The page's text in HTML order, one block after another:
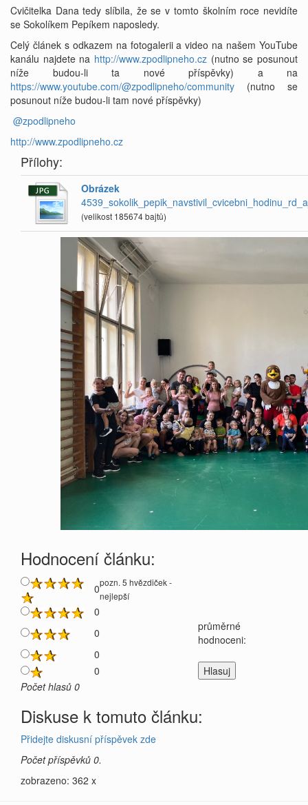
Cvičitelka Dana tedy slíbila, že se v tomto školním roce nevidíte
se Sokolíkem Pepíkem naposledy.
Celý článek s odkazem na fotogalerii a video na našem YouTube
kanálu najdete na http://www.zpodlipneho.cz (nutno se posunout
níže budou-li ta nové příspěvky) a na
https://www.youtube.com/@zpodlipneho/community (nutno se
posunout níže budou-li tam nové příspěvky)
@zpodlipneho
http://www.zpodlipneho.cz
Přílohy:
Obrázek
(velikost 185674 bajtů)
Hodnocení článku:
0pozn. 5 hvězdiček -
nejlepší
0
0
průměrné
hodnoceni:
0
0
Počet hlasů 0
Diskuse k tomuto článku:
Přidejte diskusní příspěvek zde
Počet příspěvků 0.
zobrazeno: 362 x